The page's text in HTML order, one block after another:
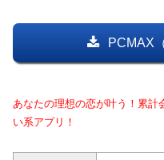
PCMAX
あなたの理想の恋が叶う！累計
い系アプリ！